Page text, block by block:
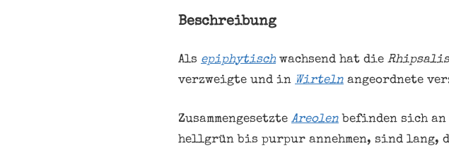
Beschreibung
Als epiphytischwachsend hat die
verzweigte und in Wirteln angeordnete
Zusammengesetzte Areolen befinden sich
hellgrün bis purpur annehmen, sind lang,